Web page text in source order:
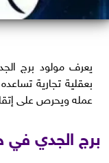
يعرف مولود برج
بعقلية تجارية
عمله ويحرص على
برج الجدي في